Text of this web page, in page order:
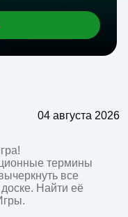
04 августа 2026
термины
все
Найти её